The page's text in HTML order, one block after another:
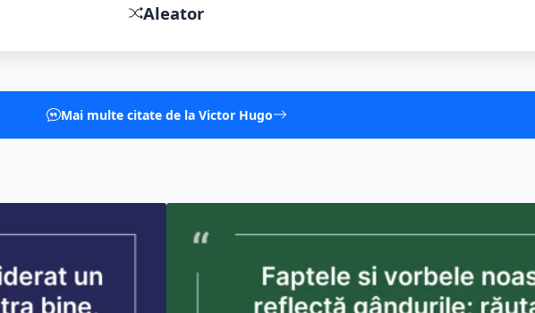
Aleator
Mai multe citate de la Victor Hugo